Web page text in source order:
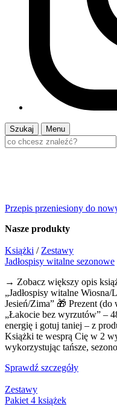
Szukaj
Menu
Przepis przeniesiony do
Nasze produkty
Książki /Zestawy
Jadłospisy witalne sezonowe
→ Zobacz większy opis
„Jadłospisy witalne Wiosna/
Jesień/Zima” 🎁 Prezent
„Łakocie bez wyrzutów” –
energię i gotuj taniej – z
Książki te wesprą Cię w 2
wykorzystując tańsze,
Sprawdź szczegóły
Zestawy
Pakiet 4 książek